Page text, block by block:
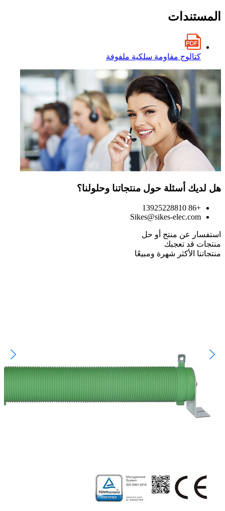
المستندات
كتالوج مقاومة سلكية ملفوفة
هل لديك أسئلة حول منتجاتنا وحلولنا؟
+86 13925228810
Sikes@sikes-elec.com
استفسار عن منتج أو حل
منتجات قد تعجبك
منتجاتنا الأكثر شهرة ومبيعًا